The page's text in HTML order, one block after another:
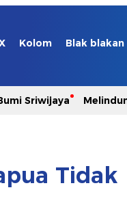
Kolom Blak blakan
Sriwijaya
Tidak